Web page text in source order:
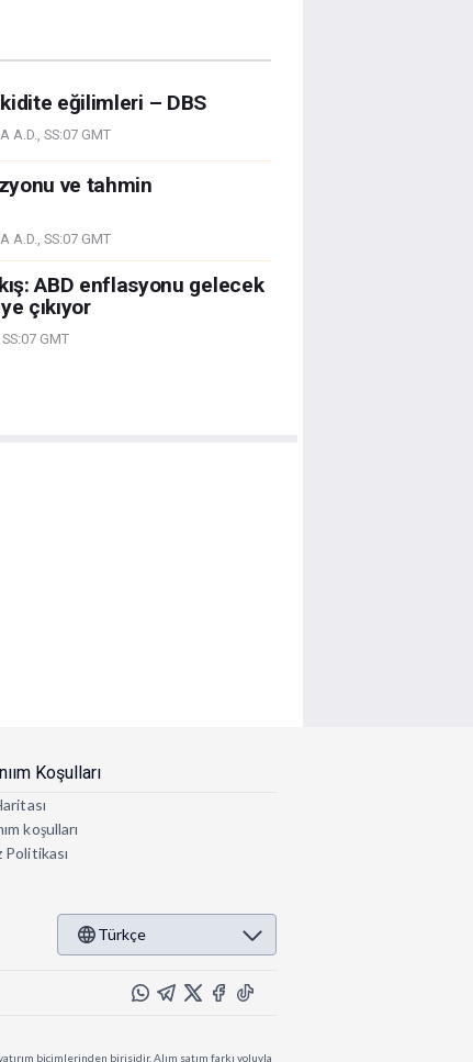
eğilimleri – DBS
A.D., SS:07 GMT
ve tahmin
A.D., SS:07 GMT
ABD enflasyonu gelecek
çıkıyor
GMT
Koşulları
koşulları
Politikası
Türkçe
biçimlerinden birisidir. Alım satım farkı yoluyla